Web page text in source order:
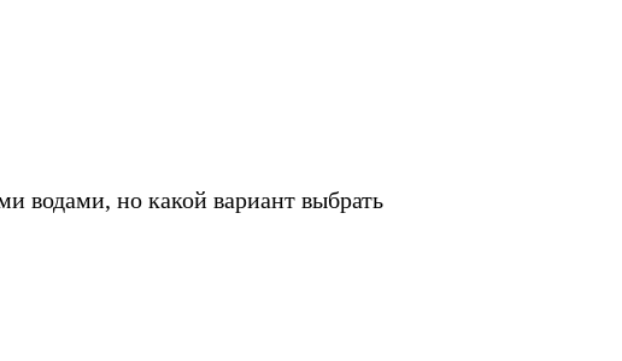
водами, но какой вариант выбрать